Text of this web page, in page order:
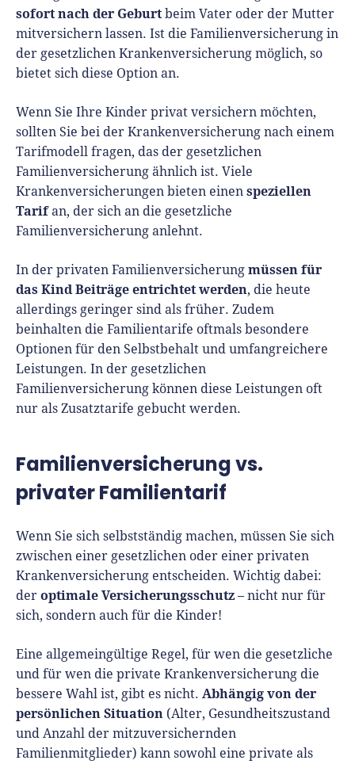
sofort nach der Geburt beim Vater oder der Mutter
mitversichern lassen. Ist die Familienversicherung in
der gesetzlichen Krankenversicherung möglich, so
bietet sich diese Option an.
Wenn Sie Ihre Kinder privat versichern möchten,
sollten Sie bei der Krankenversicherung nach einem
Tarifmodell fragen, das der gesetzlichen
Familienversicherung ähnlich ist. Viele
Krankenversicherungen bieten einen speziellen
Tarifan, der sich an die gesetzliche
Familienversicherung anlehnt.
In der privaten Familienversicherung müssen für
das Kind Beiträge entrichtet werden, die heute
allerdings geringer sind als früher. Zudem
beinhalten die Familientarife oftmals besondere
Optionen für den Selbstbehalt und umfangreichere
Leistungen. In der gesetzlichen
Familienversicherung können diese Leistungen oft
nur als Zusatztarife gebucht werden.
Familienversicherung vs.
privater Familientarif
Wenn Sie sich selbstständig machen, müssen Sie sich
zwischen einer gesetzlichen oder einer privaten
Krankenversicherung entscheiden. Wichtig dabei:
der optimale Versicherungsschutz – nicht nur für
sich, sondern auch für die Kinder!
Eine allgemeingültige Regel, für wen die gesetzliche
und für wen die private Krankenversicherung die
bessere Wahl ist, gibt es nicht. Abhängig von der
persönlichen Situation (Alter, Gesundheitszustand
und Anzahl der mitzuversichernden
Familienmitglieder) kann sowohl eine private als